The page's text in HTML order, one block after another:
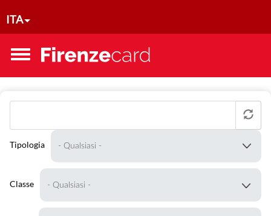
ITA
Toggle
Tipologia
Classe